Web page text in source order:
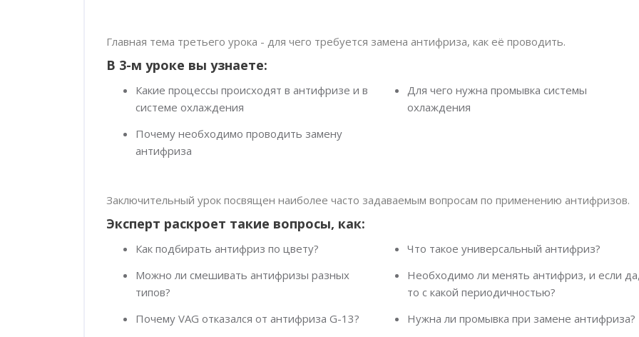
Главная тема третьего урока - для чего требуется замена антифриза, как её проводить.
В 3-м уроке вы узнаете:
Какие процессы происходят в антифризе и в
системе охлаждения
Для чего нужна промывка системы
охлаждения
Почему необходимо проводить замену
антифриза
Заключительный урок посвящен наиболее часто задаваемым вопросам по применению антифризов.
Эксперт раскроет такие вопросы, как:
Как подбирать антифриз по цвету?
Что такое универсальный антифриз?
Можно ли смешивать антифризы разных
типов?
Необходимо ли менять антифриз, и если да,
то с какой периодичностью?
Почему VAG отказался от антифриза G-13?
Нужна ли промывка при замене антифриза?